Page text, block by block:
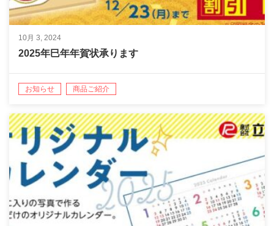
10月 3, 2024
2025年巳年年賀状承ります
お知らせ 商品ご紹介